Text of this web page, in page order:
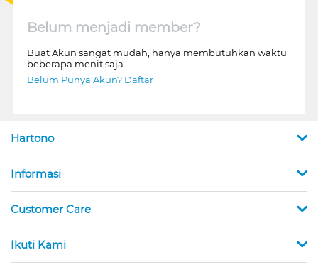
Belum menjadi member?
Buat Akun sangat mudah, hanya membutuhkan waktu
beberapa menit saja.
Belum Punya Akun? Daftar
Hartono
Informasi
Customer Care
Ikuti Kami